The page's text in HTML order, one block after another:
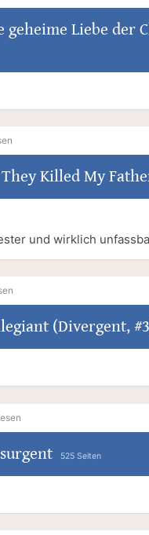
geheime Liebe der
Killed My
und wirklich
(Divergent,
525 Seiten